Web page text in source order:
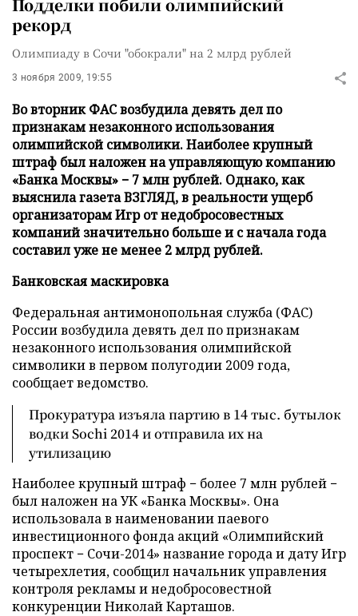
Подделки побили олимпийский
рекорд
Олимпиаду в Сочи "обокрали" на 2 млрд рублей
3 ноября 2009, 19:55
Во вторник ФАС возбудила девять дел по
признакам незаконного использования
олимпийской символики. Наиболее крупный
штраф был наложен на управляющую компанию
«Банка Москвы» − 7 млн рублей. Однако, как
выяснила газета ВЗГЛЯД, в реальности ущерб
организаторам Игр от недобросовестных
компаний значительно больше и с начала года
составил уже не менее 2 млрд рублей.
Банковская маскировка
Федеральная антимонопольная служба (ФАС)
России возбудила девять дел по признакам
незаконного использования олимпийской
символики в первом полугодии 2009 года,
сообщает ведомство.
Прокуратура изъяла партию в 14 тыс. бутылок
водки Sochi 2014 и отправила их на
утилизацию
Наиболее крупный штраф − более 7 млн рублей −
был наложен на УК «Банка Москвы». Она
использовала в наименовании паевого
инвестиционного фонда акций «Олимпийский
проспект − Сочи-2014» название города и дату Игр
четырехлетия, сообщил начальник управления
контроля рекламы и недобросовестной
конкуренции Николай Карташов.